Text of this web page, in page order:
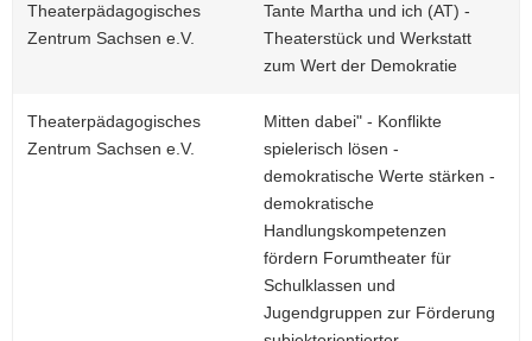
Theaterpädagogisches
Zentrum Sachsen e.V.
Tante Martha und ich (AT) -
Theaterstück und Werkstatt
zum Wert der Demokratie
Theaterpädagogisches
Zentrum Sachsen e.V.
Mitten dabei" - Konflikte
spielerisch lösen -
demokratische Werte stärken -
demokratische
Handlungskompetenzen
fördern Forumtheater für
Schulklassen und
Jugendgruppen zur Förderung